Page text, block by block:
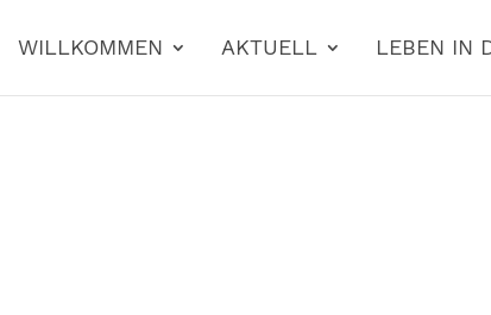
WILLKOMMEN AKTUELL LEBEN IN